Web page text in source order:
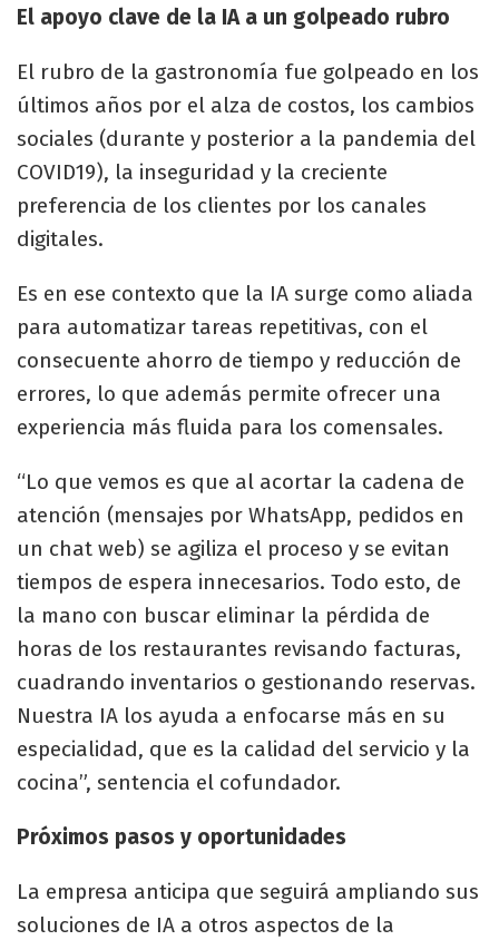
El apoyo clave de la IA a un golpeado rubro
El rubro de la gastronomía fue golpeado en los
últimos años por el alza de costos, los cambios
sociales (durante y posterior a la pandemia del
COVID19), la inseguridad y la creciente
preferencia de los clientes por los canales
digitales.
Es en ese contexto que la IA surge como aliada
para automatizar tareas repetitivas, con el
consecuente ahorro de tiempo y reducción de
errores, lo que además permite ofrecer una
experiencia más fluida para los comensales.
“Lo que vemos es que al acortar la cadena de
atención (mensajes por WhatsApp, pedidos en
un chat web) se agiliza el proceso y se evitan
tiempos de espera innecesarios. Todo esto, de
la mano con buscar eliminar la pérdida de
horas de los restaurantes revisando facturas,
cuadrando inventarios o gestionando reservas.
Nuestra IA los ayuda a enfocarse más en su
especialidad, que es la calidad del servicio y la
cocina”, sentencia el cofundador.
Próximos pasos y oportunidades
La empresa anticipa que seguirá ampliando sus
soluciones de IA a otros aspectos de la